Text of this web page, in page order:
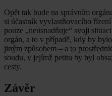
Opět tak bude na správním
si účastník vyvlastňovacího
pouze „neusnadňuje“ svoji
orgán, a to v případě, kdy by
jiným způsobem – a to
soudu, v jejímž petitu by byl
cesty.
Závěr